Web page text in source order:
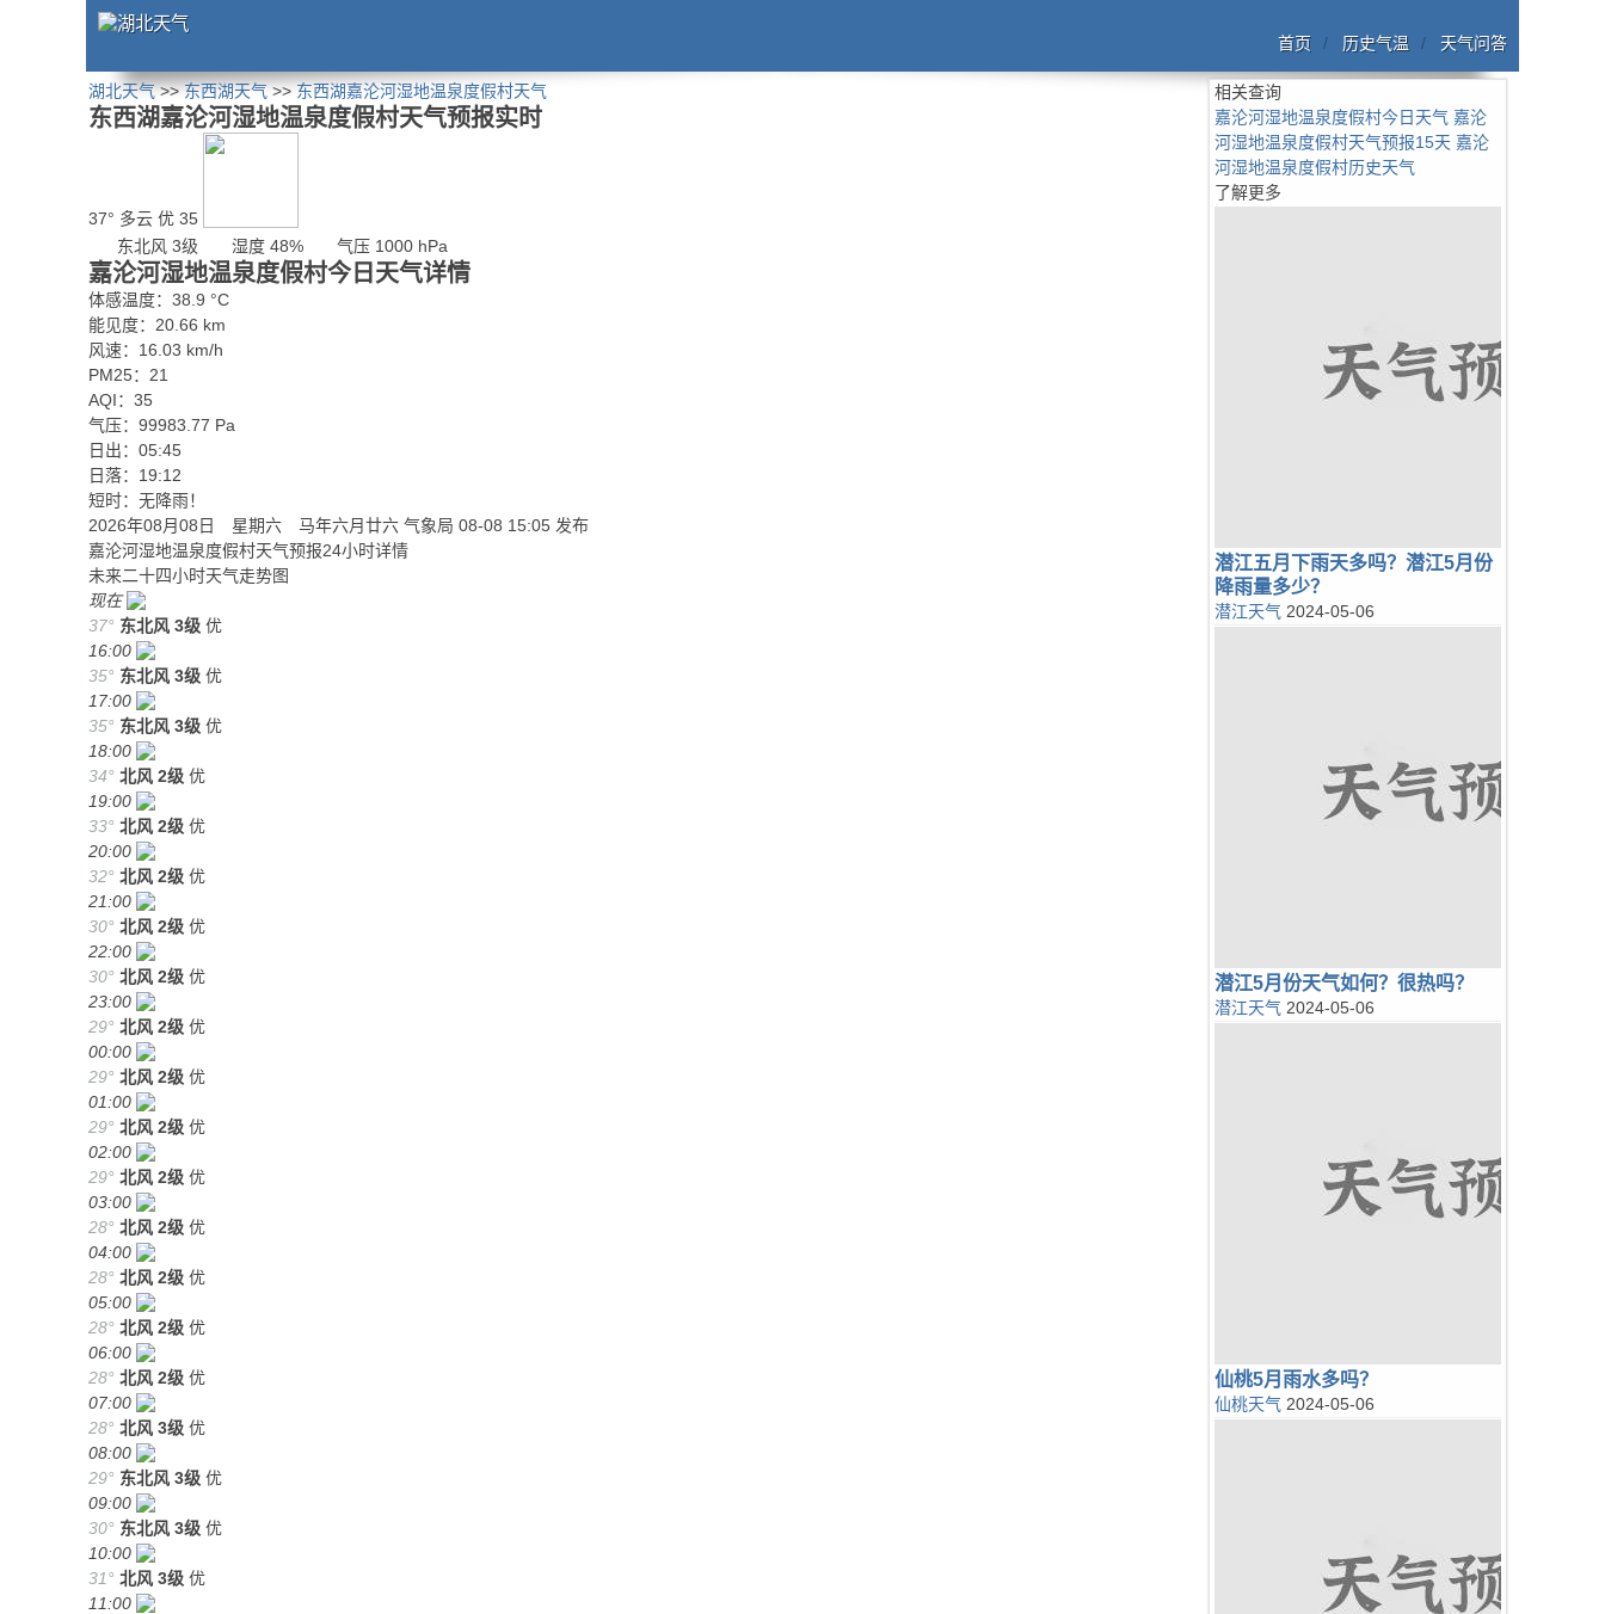
首页 历史气温 天气问答
湖北天气>>东西湖天气>> 东西湖嘉沦河湿地温泉度假村天气
东西湖嘉沦河湿地温泉度假村天气预报实时
37° 多云 优 35
东北风 3级
湿度 48% 气压 1000 hPa
嘉沦河湿地温泉度假村今日天气详情
体感温度：38.9 °C
能见度：20.66 km
风速：16.03 km/h
PM25：21
AQI：35
气压：99983.77 Pa
日出：05:45
日落：19:12
短时：无降雨！
2026年08月08日 星期六 马年六月廿六 气象局 08-08 15:05 发布
嘉沦河湿地温泉度假村天气预报24小时详情
未来二十四小时天气走势图
现在
37° 东北风 3级 优
16:00
35° 东北风 3级 优
17:00
35° 东北风 3级 优
18:00
34° 北风 2级 优
19:00
33° 北风 2级 优
20:00
32° 北风 2级 优
21:00
30° 北风 2级 优
22:00
30° 北风 2级 优
23:00
29° 北风 2级 优
00:00
29° 北风 2级 优
01:00
29° 北风 2级 优
02:00
29° 北风 2级 优
03:00
28° 北风 2级 优
04:00
28° 北风 2级 优
05:00
28° 北风 2级 优
06:00
28° 北风 2级 优
07:00
28° 北风 3级 优
08:00
29° 东北风 3级 优
09:00
30° 东北风 3级 优
10:00
31° 北风 3级 优
11:00
相关查询
嘉沦河湿地温泉度假村今日天气 嘉沦
河湿地温泉度假村天气预报15天 嘉沦
河湿地温泉度假村历史天气
了解更多
潜江五月下雨天多吗？潜江5月份
降雨量多少？
潜江天气 2024-05-06
潜江5月份天气如何？很热吗？
潜江天气 2024-05-06
仙桃5月雨水多吗？
仙桃天气 2024-05-06